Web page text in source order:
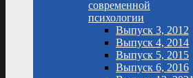
современной
психологии
Выпуск 3, 2012
Выпуск 4, 2014
Выпуск 5, 2015
Выпуск 6, 2016